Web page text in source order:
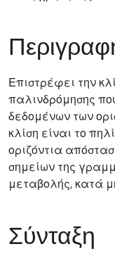
Επιστρέφει την
παλινδρόμησης
δεδομένων των
κλίση είναι το
οριζόντια
σημείων της
μεταβολής, κατά
Σύνταξη